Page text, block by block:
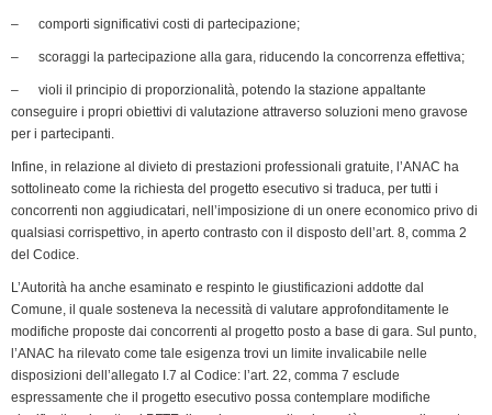
– comporti significativi costi di partecipazione;
– scoraggi la partecipazione alla gara, riducendo la concorrenza effettiva;
– violi il principio di proporzionalità, potendo la stazione appaltante
conseguire i propri obiettivi di valutazione attraverso soluzioni meno gravose
per i partecipanti.
Infine, in relazione al divieto di prestazioni professionali gratuite, l’ANAC ha
sottolineato come la richiesta del progetto esecutivo si traduca, per tutti i
concorrenti non aggiudicatari, nell’imposizione di un onere economico privo di
qualsiasi corrispettivo, in aperto contrasto con il disposto dell’art. 8, comma 2
del Codice.
L’Autorità ha anche esaminato e respinto le giustificazioni addotte dal
Comune, il quale sosteneva la necessità di valutare approfonditamente le
modifiche proposte dai concorrenti al progetto posto a base di gara. Sul punto,
l’ANAC ha rilevato come tale esigenza trovi un limite invalicabile nelle
disposizioni dell’allegato I.7 al Codice: l’art. 22, comma 7 esclude
espressamente che il progetto esecutivo possa contemplare modifiche